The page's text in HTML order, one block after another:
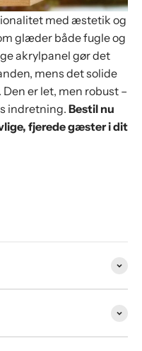
med æstetik og
glæder både fugle og
akrylpanel gør det
mens det solide
er let, men robust –
indretning.Bestil nu
fjerede gæster i dit